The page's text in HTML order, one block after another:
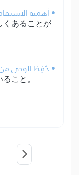
• أهمية
あることが
• حُفِظ الوحي
こと。